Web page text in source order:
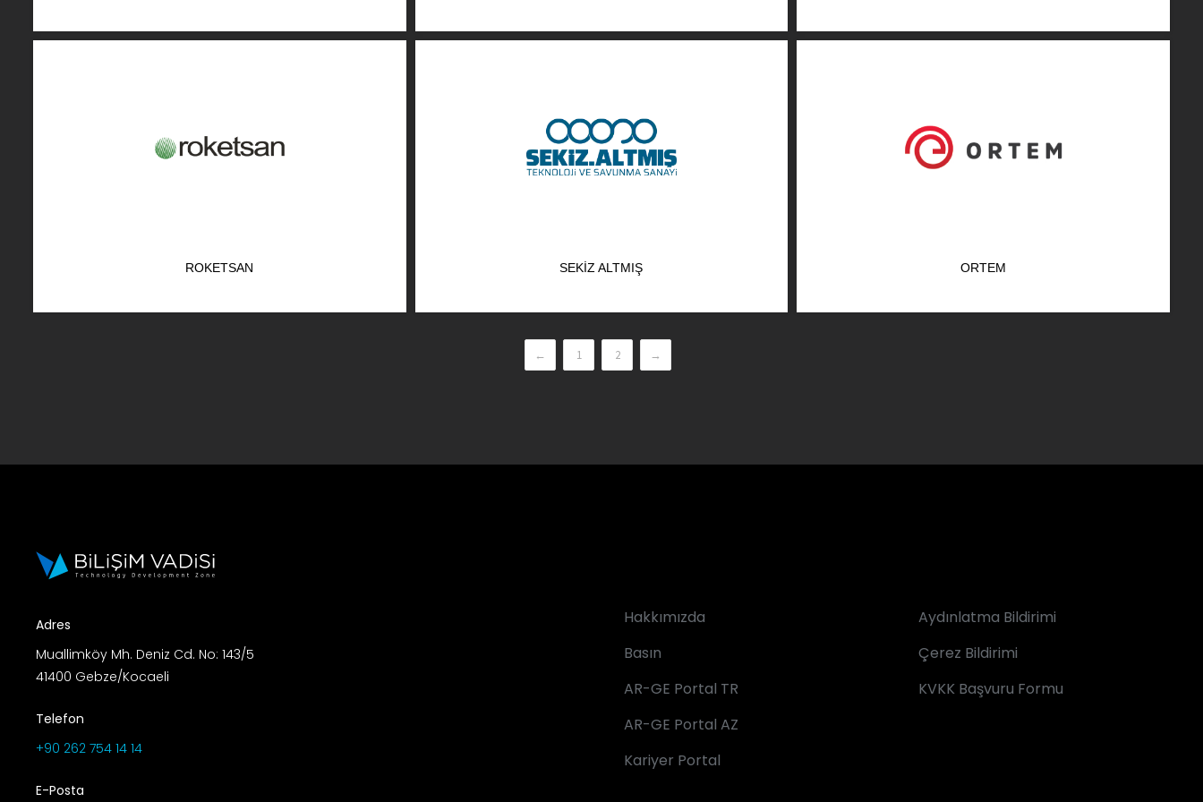
ROKETSAN SEKIZ ALTMIŞ ORTEM
← 1 2 →
Adres
Muallimköy Mh. Deniz Cd. No: 143/5
41400 Gebze/Kocaeli
Telefon
+90 262 754 14 14
E-Posta
Hakkımızda
Basın
AR-GE Portal TR
AR-GE Portal AZ
Kariyer Portal
Aydınlatma Bildirimi
Çerez Bildirimi
KVKK Başvuru Formu